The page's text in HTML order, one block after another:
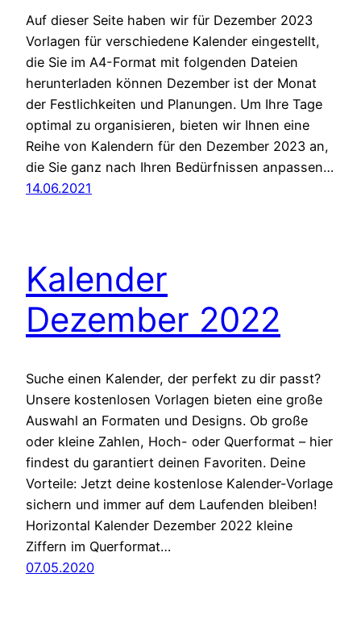
Auf dieser Seite haben wir für Dezember 2023
Vorlagen für verschiedene Kalender eingestellt,
die Sie im A4-Format mit folgenden Dateien
herunterladen können Dezember ist der Monat
der Festlichkeiten und Planungen. Um Ihre Tage
optimal zu organisieren, bieten wir Ihnen eine
Reihe von Kalendern für den Dezember 2023 an,
die Sie ganz nach Ihren Bedürfnissen anpassen…
14.06.2021
Kalender
Dezember 2022
Suche einen Kalender, der perfekt zu dir passt?
Unsere kostenlosen Vorlagen bieten eine große
Auswahl an Formaten und Designs. Ob große
oder kleine Zahlen, Hoch- oder Querformat – hier
findest du garantiert deinen Favoriten. Deine
Vorteile: Jetzt deine kostenlose Kalender-Vorlage
sichern und immer auf dem Laufenden bleiben!
Horizontal Kalender Dezember 2022 kleine
Ziffern im Querformat…
07.05.2020